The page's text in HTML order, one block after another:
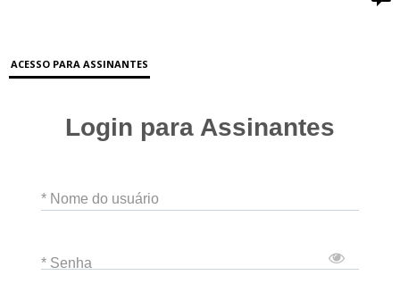
ACESSO PARA ASSINANTES
Login para Assinantes
* Nome do usuário
* Senha